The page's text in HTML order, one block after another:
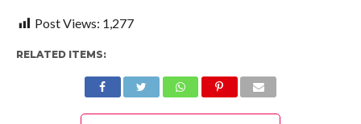
Post Views: 1,277
RELATED ITEMS: